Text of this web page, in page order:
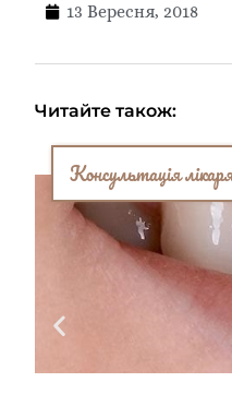
13 Вересня, 2018
Читайте також:
Консультація